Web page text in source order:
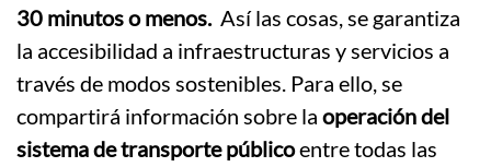
30 minutos o menos. Así las cosas, se garantiza
la accesibilidad a infraestructuras y servicios a
través de modos sostenibles. Para ello, se
compartirá información sobre la operación del
sistema de transporte públicoentre todas las